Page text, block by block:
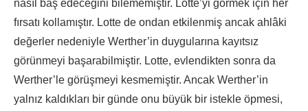
nasıl baş edeceğini bilememiştir. Lotte’yi görmek için her
fırsatı kollamıştır. Lotte de ondan etkilenmiş ancak ahlâki
değerler nedeniyle Werther’in duygularına kayıtsız
görünmeyi başarabilmiştir. Lotte, evlendikten sonra da
Werther’le görüşmeyi kesmemiştir. Ancak Werther’in
yalnız kaldıkları bir günde onu büyük bir istekle öpmesi,